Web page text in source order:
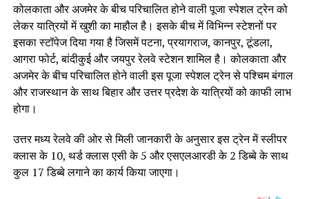
कोलकाता और अजमेर के बीच परिचालित होने वाली पूजा स्पेशल ट्रेन को
लेकर यात्रियों में खुशी का माहौल है। इसके बीच में विभिन्न स्टेशनों पर
इसका स्टॉपेज दिया गया है जिसमें पटना, प्रयागराज, कानपुर, टूंडला,
आगरा फोर्ट, बांदीकुई और जयपुर रेलवे स्टेशन शामिल है। कोलकाता और
अजमेर के बीच परिचालित होने वाली इस पूजा स्पेशल ट्रेन से पश्चिम बंगाल
और राजस्थान के साथ बिहार और उत्तर प्रदेश के यात्रियों को काफी लाभ
होगा।
उत्तर मध्य रेलवे की ओर से मिली जानकारी के अनुसार इस ट्रेन में स्लीपर
क्लास के 10, थर्ड क्लास एसी के 5 और एसएलआरडी के 2 डिब्बे के साथ
कुल 17 डिब्बे लगाने का कार्य किया जाएगा।